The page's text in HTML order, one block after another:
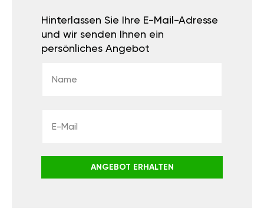
Hinterlassen Sie Ihre E-Mail-Adresse
und wir senden Ihnen ein
persönliches Angebot
ANGEBOT ERHALTEN